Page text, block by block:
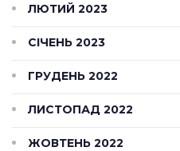
ЛЮТИЙ 2023
СІЧЕНЬ 2023
ГРУДЕНЬ 2022
ЛИСТОПАД 2022
ЖОВТЕНЬ 2022